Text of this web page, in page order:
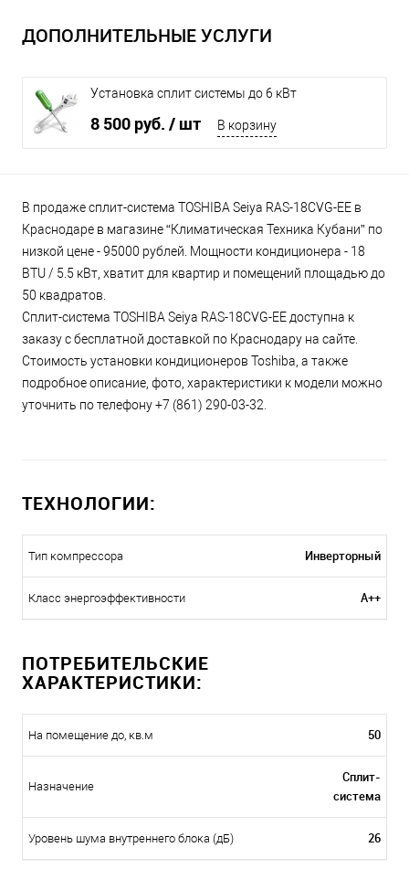
ДОПОЛНИТЕЛЬНЫЕ УСЛУГИ
Установка сплит системы до 6 кВт
8 500 руб. / шт В корзину
В продаже сплит-система TOSHIBA Seiya RAS-18CVG-EE в
Краснодаре в магазине “Климатическая Техника Кубани” по
низкой цене - 95000 рублей. Мощности кондиционера - 18
BTU / 5.5 кВт, хватит для квартир и помещений площадью до
50 квадратов.
Сплит-система TOSHIBA Seiya RAS-18CVG-EE доступна к
заказу с бесплатной доставкой по Краснодару на сайте.
Стоимость установки кондиционеров Toshiba, а также
подробное описание, фото, характеристики к модели можно
уточнить по телефону +7 (861) 290-03-32.
ТЕХНОЛОГИИ:
Тип компрессора Инверторный
Класс энергоэффективности A++
ПОТРЕБИТЕЛЬСКИЕ
ХАРАКТЕРИСТИКИ:
На помещение до, кв.м 50
Назначение
Сплит-
система
Уровень шума внутреннего блока (дБ) 26